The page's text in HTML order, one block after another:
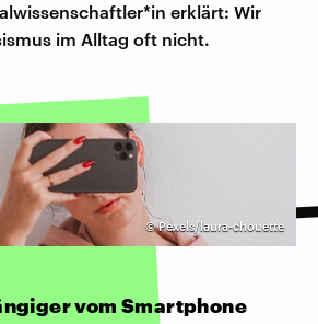
erklärt: Wir
im Alltag oft nicht.
©Pexels/laura-chouette
vom Smartphone